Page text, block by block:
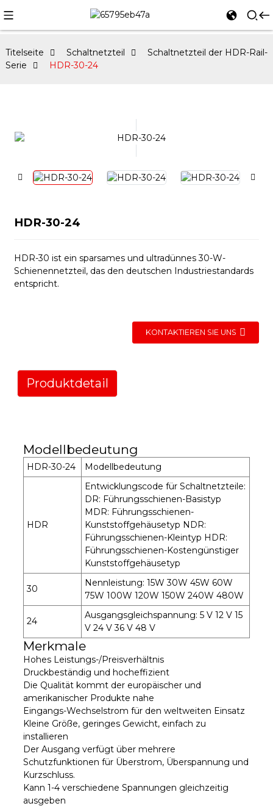
Titelseite Schaltnetzteil
Schaltnetzteil der HDR-Rail-
Serie
HDR-30-24
HDR-30-24
HDR-30 ist ein sparsames und ultradünnes 30-W-
Schienennetzteil, das den deutschen Industriestandards
entspricht.
KONTAKTIEREN SIE UNS
Produktdetail
Modellbedeutung
HDR-30-24 Modellbedeutung
HDR
Entwicklungscode für Schaltnetzteile:
DR: Führungsschienen-Basistyp
MDR: Führungsschienen-
Kunststoffgehäusetyp NDR:
Führungsschienen-Kleintyp HDR:
Führungsschienen-Kostengünstiger
Kunststoffgehäusetyp
30
Nennleistung: 15W 30W 45W 60W
75W 100W 120W 150W 240W 480W
24
Ausgangsgleichspannung: 5 V 12 V 15
V 24 V 36 V 48 V
Merkmale
Hohes Leistungs-/Preisverhältnis
Druckbeständig und hocheffizient
Die Qualität kommt der europäischer und
amerikanischer Produkte nahe
Eingangs-Wechselstrom für den weltweiten Einsatz
Kleine Größe, geringes Gewicht, einfach zu
installieren
Der Ausgang verfügt über mehrere
Schutzfunktionen für Überstrom, Überspannung und
Kurzschluss.
Kann 1-4 verschiedene Spannungen gleichzeitig
ausgeben